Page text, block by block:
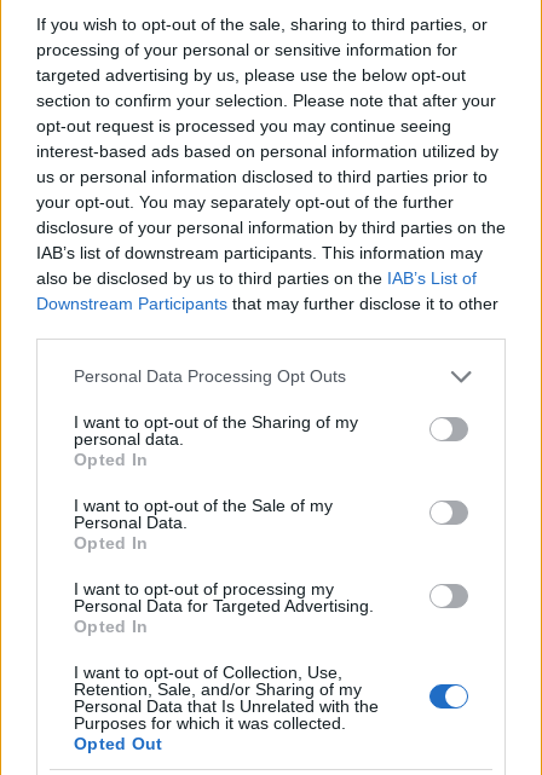
If you wish to opt-out of the sale, sharing to third parties, or
processing of your personal or sensitive information for
targeted advertising by us, please use the below opt-out
section to confirm your selection. Please note that after your
opt-out request is processed you may continue seeing
interest-based ads based on personal information utilized by
us or personal information disclosed to third parties prior to
your opt-out. You may separately opt-out of the further
disclosure of your personal information by third parties on the
IAB’s list of downstream participants. This information may
also be disclosed by us to third parties on the IAB’s List of
Downstream Participants that may further disclose it to other
Please note that this website/app uses one or more Google
not limited to your visit or usage behaviour. You may click to
grant or deny consent to Google and its third-party tags to
use your data for below specified purposes in below Google
consent section.
Personal Data Processing Opt Outs
I want to opt-out of the Sharing of my
personal data.
Opted In
I want to opt-out of the Sale of my
Personal Data.
Opted In
I want to opt-out of processing my
Personal Data for Targeted Advertising.
Opted In
I want to opt-out of Collection, Use,
Retention, Sale, and/or Sharing of my
Personal Data that Is Unrelated with the
Purposes for which it was collected.
Opted Out
Continua a leggere
NEWS E ATTUALITÀ